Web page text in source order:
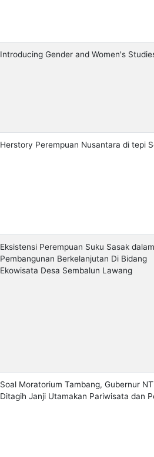
Introducing Gender and Women's
Herstory Perempuan Nusantara di tepi
Eksistensi Perempuan Suku Sasak
Pembangunan Berkelanjutan Di Bidang
Ekowisata Desa Sembalun Lawang
Soal Moratorium Tambang, Gubernur
Ditagih Janji Utamakan Pariwisata dan